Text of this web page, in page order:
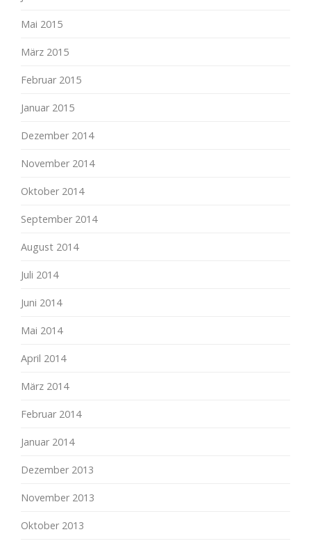
Mai 2015
März 2015
Februar 2015
Januar 2015
Dezember 2014
November 2014
Oktober 2014
September 2014
August 2014
Juli 2014
Juni 2014
Mai 2014
April 2014
März 2014
Februar 2014
Januar 2014
Dezember 2013
November 2013
Oktober 2013